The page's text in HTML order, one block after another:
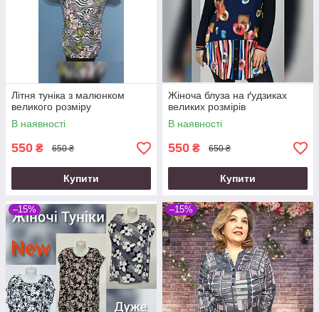
Літня туніка з малюнком
великого розміру
В наявності
550 ₴ 650 ₴
Купити
Жіноча блуза на ґудзиках
великих розмірів
В наявності
550 ₴ 650 ₴
Купити
–15% –15%